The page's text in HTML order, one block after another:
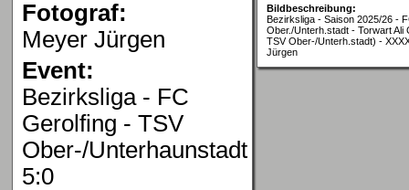
Fotograf:
Meyer Jürgen
Event:
Bezirksliga - FC
Gerolfing - TSV
Ober-/Unterhaunstadt
5:0
Bildbeschreibung:
Bezirksliga - Saison 2025/26 -
Ober./Unterh.stadt - Torwart Ali
TSV Ober-/Unterh.stadt) -
Jürgen